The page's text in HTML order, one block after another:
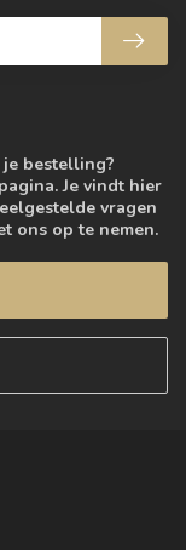
bestelling?
Je vindt hier
vragen
ons op te nemen.